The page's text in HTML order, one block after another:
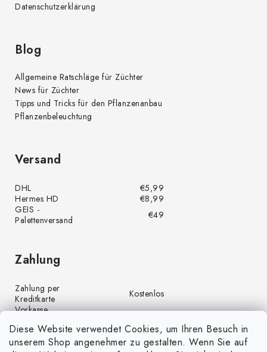
Diese Website verwendet Cookies, um Ihren Besuch in
unserem Shop angenehmer zu gestalten. Wenn Sie auf
Datenschutzerklärung
Blog
Allgemeine Ratschläge für Züchter
News für Züchter
Tipps und Tricks für den Pflanzenanbau
Pflanzenbeleuchtung
Versand
DHL
€5,99
Hermes HD
€8,99
GEIS -
Palettenversand
€49
Zahlung
Zahlung per
Kreditkarte
Kostenlos
Vorkasse
Zahlung per PayPal
Kostenlos
Nachnahme
€4,00